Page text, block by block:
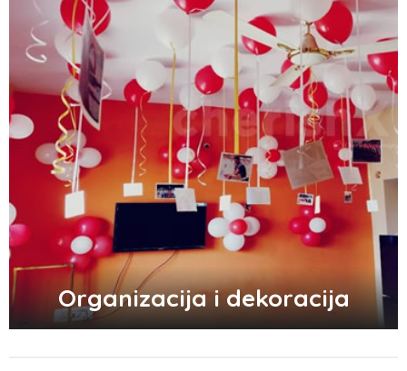
Organizacija i dekoracija
Zašto trpimo loše veze i okolnosti koje
nam štete?
Zašto se seksualni život gasi kako
prolaze godine braka?
5 načina kako da pobedite stres